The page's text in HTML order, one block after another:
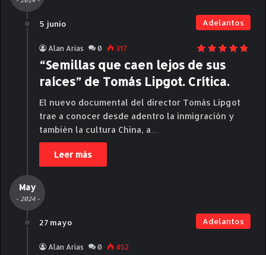
5 junio Adelantos
Alan Arias 0 317
“Semillas que caen lejos de sus
raíces” de Tomás Lipgot. Crítica.
El nuevo documental del director Tomás Lipgot
trae a conocer desde adentro la inmigración y
también la cultura China, a…
Leer más
May
- 2024 -
27 mayo Adelantos
Alan Arias 0 452